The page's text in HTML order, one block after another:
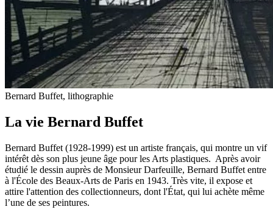
Bernard Buffet, lithographie
La vie Bernard Buffet
Bernard Buffet (1928-1999) est un artiste français, qui montre un vif
intérêt dès son plus jeune âge pour les Arts plastiques. Après avoir
étudié le dessin auprès de Monsieur Darfeuille, Bernard Buffet entre
à l'École des Beaux-Arts de Paris en 1943. Très vite, il expose et
attire l'attention des collectionneurs, dont l'État, qui lui achète même
l’une de ses peintures.